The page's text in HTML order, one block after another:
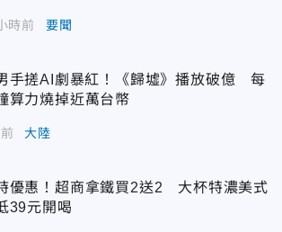
時前 要聞
手搓AI劇暴紅！《歸墟》播放破億 每
算力燒掉近萬台幣
大陸
優惠！超商拿鐵買2送2 大杯特濃美式
39元開喝